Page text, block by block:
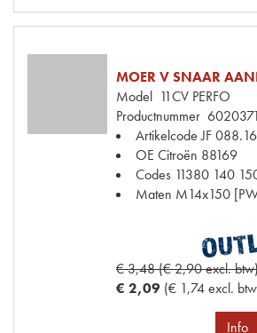
MOER V SNAAR
Model 11CV PERFO
Productnummer 6020371
Artikelcode JF
OE Citroën 88169
Codes 11380 140
Maten M14x150
€ 3,48 (€ 2,90 excl.
€ 2,09 (€ 1,74 excl.
Info